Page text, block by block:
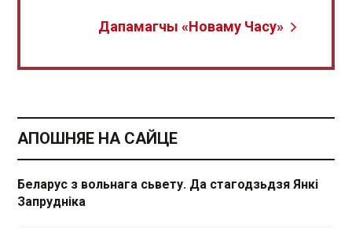
Дапамагчы «Новаму Часу»
АПОШНЯЕ НА САЙЦЕ
Беларус з вольнага сьвету. Да стагодзьдзя Янкі
Запрудніка